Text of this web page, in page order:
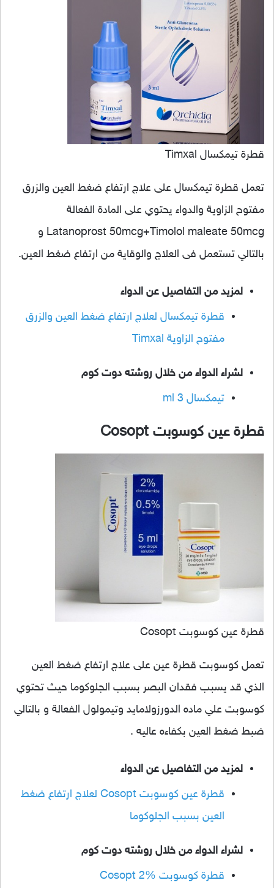
قطرة تيمكسال Timxal
تعمل قطرة تيمكسال على علاج ارتفاع ضغط العين والزرق
مفتوح الزاوية والدواء يحتوي على المادة الفعالة
Latanoprost 50mcg+Timolol maleate 50mcg و
بالتالي تستعمل فى العلاج والوقاية من ارتفاع ضغط العين.
لمزيد من التفاصيل عن الدواء
قطرة تيمكسال لعلاج ارتفاع ضغط العين والزرق
مفتوح الزاوية Timxal
لشراء الدواء من خلال روشته دوت كوم
تيمكسال 3 ml
قطرة عين كوسوبت Cosopt
قطرة عين كوسوبت Cosopt
تعمل كوسوبت قطرة عين على علاج ارتفاع ضغط العين
الذي قد يسبب فقدان البصر بسبب الجلوكوما حيث تحتوي
كوسوبت علي ماده الدورزولامايد وتيمولول الفعالة و بالتالي
ضبط ضغط العين بكفاءه عاليه .
لمزيد من التفاصيل عن الدواء
قطرة عين كوسوبت Cosopt لعلاج ارتفاع ضغط
العين بسبب الجلوكوما
لشراء الدواء من خلال روشته دوت كوم
قطرة كوسوبت Cosopt 2%